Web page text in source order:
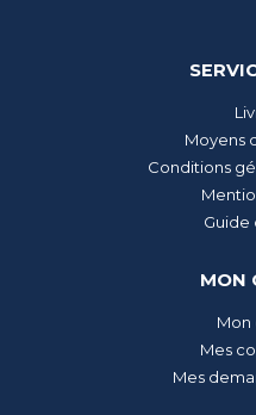
Moyens
Conditions
Guide
MON
Mes
Mes